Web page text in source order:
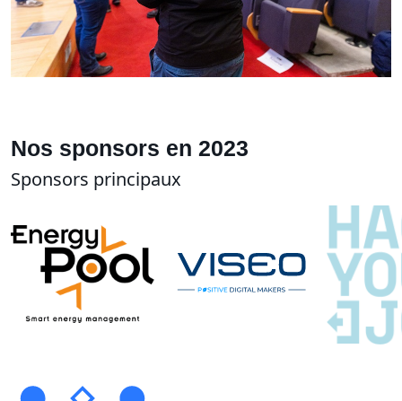
Nos sponsors en 2023
Sponsors principaux